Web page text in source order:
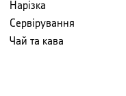
Нарізка
Сервірування
Чай та кава